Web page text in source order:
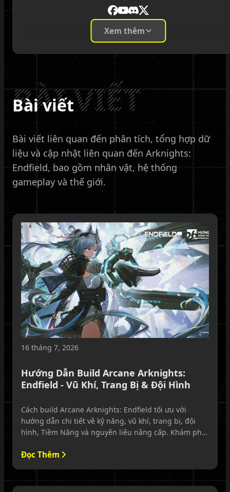
Facebook
YouTube
Discord
X
Admin
Xem thêm
BÀI VIẾT
Bài viết
Bài viết liên quan đến phân tích, tổng hợp dữ
liệu và cập nhật liên quan đến Arknights:
Endfield, bao gồm nhân vật, hệ thống
gameplay và thế giới.
16 tháng 7, 2026
Hướng Dẫn Build Arcane Arknights:
Endfield - Vũ Khí, Trang Bị & Đội Hình
Cách build Arcane Arknights: Endfield tối ưu với
hướng dẫn chi tiết về kỹ năng, vũ khí, trang bị, đội
hình, Tiềm Năng và nguyên liệu nâng cấp. Khám phá
WILL hỗ trợ để phát huy tối đa sức mạnh của Arcane
Đọc Thêm